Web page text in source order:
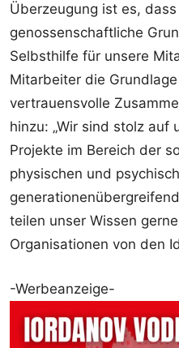
Überzeugung ist es,
genossenschaftliche
Selbsthilfe für unsere
Mitarbeiter die
vertrauensvolle
hinzu: „Wir sind stolz auf
Projekte im Bereich der
physischen und
teilen unser Wissen
Organisationen von den
-Werbeanzeige-